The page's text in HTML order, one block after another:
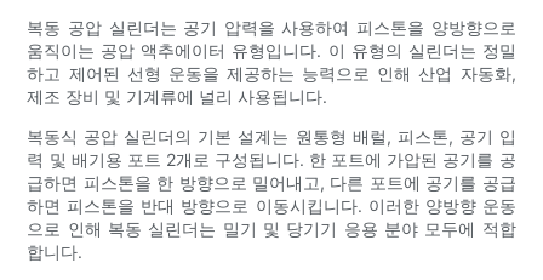
복동 공압 실린더는 공기 압력을 사용하여 피스톤을 양방향으로
움직이는 공압 액추에이터 유형입니다. 이 유형의 실린더는 정밀
하고 제어된 선형 운동을 제공하는 능력으로 인해 산업 자동화,
제조 장비 및 기계류에 널리 사용됩니다.
복동식 공압 실린더의 기본 설계는 원통형 배럴, 피스톤, 공기 입
력 및 배기용 포트 2개로 구성됩니다. 한 포트에 가압된 공기를 공
급하면 피스톤을 한 방향으로 밀어내고, 다른 포트에 공기를 공급
하면 피스톤을 반대 방향으로 이동시킵니다. 이러한 양방향 운동
으로 인해 복동 실린더는 밀기 및 당기기 응용 분야 모두에 적합
합니다.